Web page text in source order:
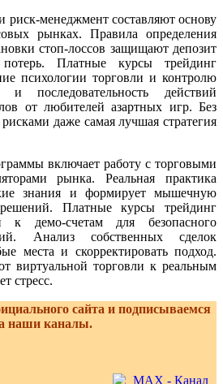
риск-менеджмент составляют основу
рынках. Правила определения
стоп-лоссов защищают депозит
потерь. Платные курсы трейдинг
психологии торговли и контролю
последовательность действий
от любителей азартных игр. Без
даже самая лучшая стратегия
включает работу с торговыми
рынка. Реальная практика
знания и формирует мышечную
Платные курсы трейдинг
к демо-счетам для безопасного
Анализ собственных сделок
места и скорректировать подход.
виртуальной торговли к реальным
стресс.
сайта и подписываемся
наши каналы.